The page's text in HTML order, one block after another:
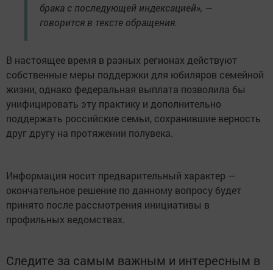
брака с последующей индексацией», —
говорится в тексте обращения.
В настоящее время в разных регионах действуют
собственные меры поддержки для юбиляров семейной
жизни, однако федеральная выплата позволила бы
унифицировать эту практику и дополнительно
поддержать российские семьи, сохранившие верность
друг другу на протяжении полувека.
Информация носит предварительный характер —
окончательное решение по данному вопросу будет
принято после рассмотрения инициативы в
профильных ведомствах.
Следите за самым важным и интересным в